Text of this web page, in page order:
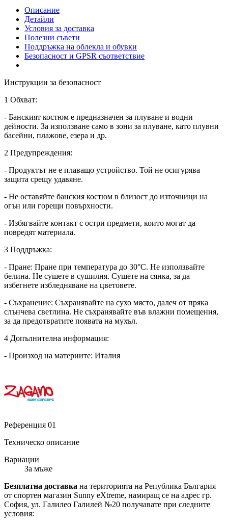
Описание
Детайли
Условия за доставка
Полезни съвети
Поддръжка на облекла и обувки
Безопасност и GPSR съответствие
Инструкции за безопасност
1 Обхват:
- Банският костюм е предназначен за плуване и водни
дейности. За използване само в зони за плуване, като плувни
басейни, плажове, езера и др.
2 Предупреждения:
- Продуктът не е плаващо устройство. Той не осигурява
защита срещу удавяне.
- Не оставяйте банския костюм в близост до източници на
огън или горещи повърхности.
- Избягвайте контакт с остри предмети, които могат да
повредят материала.
3 Поддръжка:
- Пране: Пране при температура до 30°C. Не използвайте
белина. Не сушете в сушилня. Сушете на сянка, за да
избегнете избледняване на цветовете.
- Съхранение: Съхранявайте на сухо място, далеч от пряка
слънчева светлина. Не съхранявайте във влажни помещения,
за да предотвратите появата на мухъл.
4 Допълнителна информация:
- Произход на материите: Италия
Референция 01
Техническо описание
Вариации
За мъже
Безплатна доставка на територията на Република България
от спортен магазин Sunny eXtreme, намиращ се на адрес гр.
София, ул. Галилео Галилей №20 получавате при следните
условия: